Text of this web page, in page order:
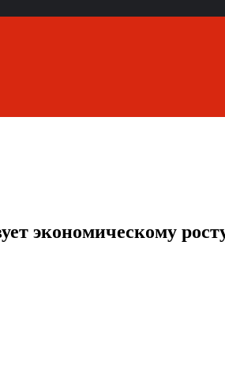
экономическому